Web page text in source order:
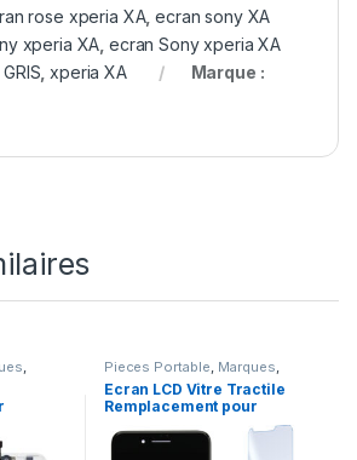
rose xperia XA,ecran sony XA
xperia XA ecran Sony xperia XA
,xperia XA
Marque :
Pieces Portable Marques
iPhone 7
Ecran LCD Vitre Tractile
Remplacement pour